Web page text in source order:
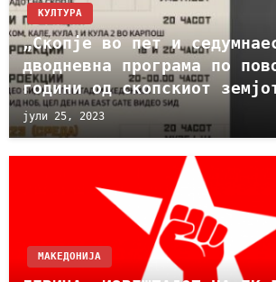
КУЛТУРА
„Скопје во пет и
дводневна програма по
години од скопскиот
јули 25, 2023
МАКЕДОНИЈА